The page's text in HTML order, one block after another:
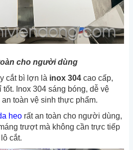
cho người dùng
cắt bì lợn là inox 304 cao cấp,
tốt. Inox 304 sáng bóng, dễ vệ
toàn vệ sinh thực phẩm.
heo rất an toàn cho người dùng,
trượt mà không cần trực tiếp
cắt.